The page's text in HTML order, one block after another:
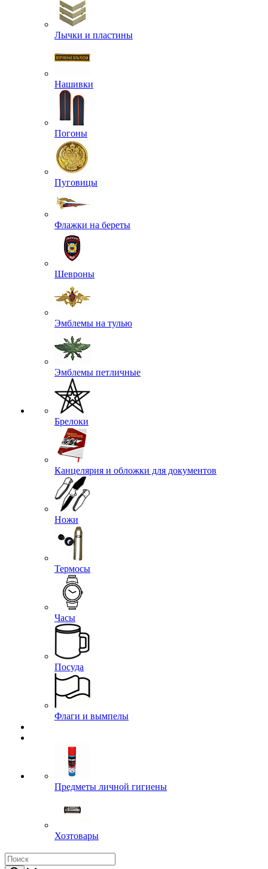
Лычки и пластины
Нашивки
Погоны
Пуговицы
Флажки на береты
Шевроны
Эмблемы на тулью
Эмблемы петличные
Брелоки
Канцелярия и обложки для документов
Ножи
Термосы
Часы
Посуда
Флаги и вымпелы
Предметы личной гигиены
Хозтовары